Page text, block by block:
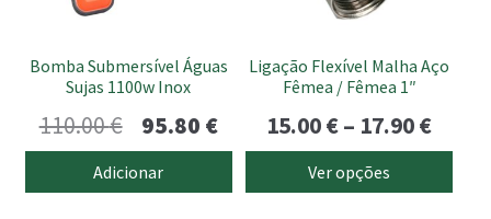
Bomba Submersível Águas
Sujas 1100w Inox
110.00€
preço
original
95.80 €O
preço
atual
Adicionar
Ligação Flexível Malha Aço
Fêmea / Fêmea 1″
15.00€– 17.90€Price
15.00
Ver opções
chosen
the
page